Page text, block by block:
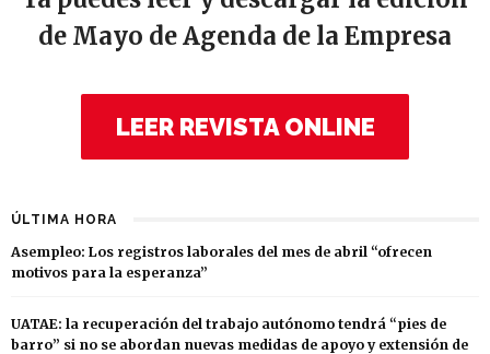
de Mayo de Agenda de la Empresa
LEER REVISTA ONLINE
ÚLTIMA HORA
Asempleo: Los registros laborales del mes de abril “ofrecen
motivos para la esperanza”
UATAE: la recuperación del trabajo autónomo tendrá “pies de
barro” si no se abordan nuevas medidas de apoyo y extensión de